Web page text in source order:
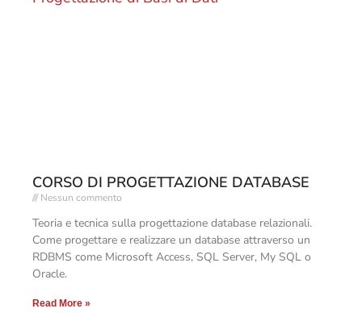
CORSO DI PROGETTAZIONE DATABASE
Nessun commento
Teoria e tecnica sulla progettazione database relazionali.
Come progettare e realizzare un database attraverso un
RDBMS come Microsoft Access, SQL Server, My SQL o
Oracle.
Read More »